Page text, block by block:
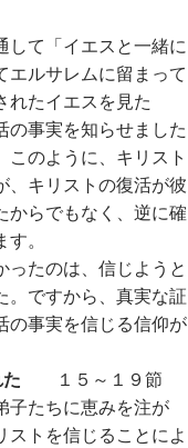
して「イエスと一緒に
エルサレムに留まって
れたイエスを見た
の事実を知らせました
のように、キリスト
、キリストの復活が彼
からでもなく、逆に確
。
ったのは、信じようと
。ですから、真実な証
の事実を信じる信仰が
１５～１９節
子たちに恵みを注が
ストを信じることによ